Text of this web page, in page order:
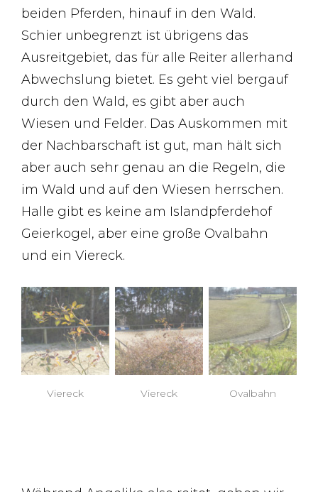
beiden Pferden, hinauf in den Wald.
Schier unbegrenzt ist übrigens das
Ausreitgebiet, das für alle Reiter allerhand
Abwechslung bietet. Es geht viel bergauf
durch den Wald, es gibt aber auch
Wiesen und Felder. Das Auskommen mit
der Nachbarschaft ist gut, man hält sich
aber auch sehr genau an die Regeln, die
im Wald und auf den Wiesen herrschen.
Halle gibt es keine am Islandpferdehof
Geierkogel, aber eine große Ovalbahn
und ein Viereck.
Viereck Viereck Ovalbahn